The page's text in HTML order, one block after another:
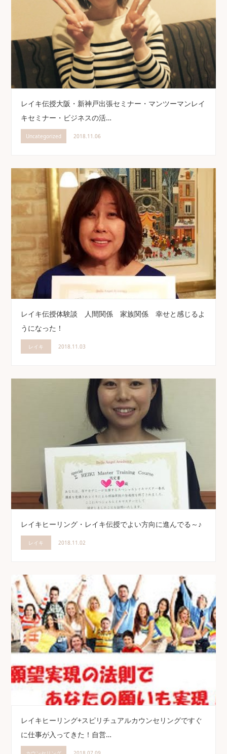
レイキ伝授大阪・新神戸出張セミナー・マンツーマンレイ
キセミナー・ビジネスの活…
Uncategorized 2018.11.06
レイキ伝授体験談 人間関係 家族関係 幸せと感じるよ
うになった！
レイキ 2018.11.03
レイキヒーリング・レイキ伝授でよい方向に進んでる～♪
レイキ 2018.11.02
レイキヒーリング+スピリチュアルカウンセリングですぐ
に仕事が入ってきた！自営…